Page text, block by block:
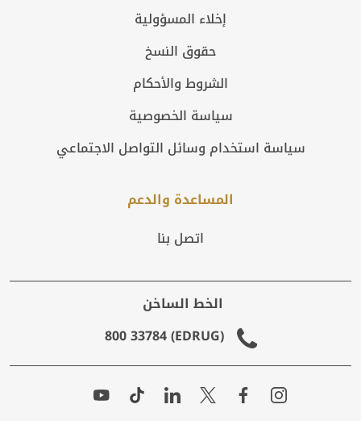
إخلاء المسؤولية
حقوق النسخ
الشروط والأحكام
سياسة الخصوصية
سياسة استخدام وسائل التواصل الاجتماعي
المساعدة والدعم
اتصل بنا
الخط الساخن
(EDRUG) 800 33784